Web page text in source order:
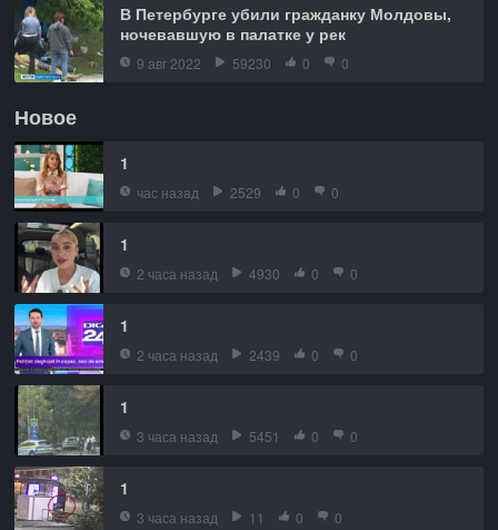
В Петербурге убили гражданку Молдовы,
ночевавшую в палатке у рек
9 авг 2022 59230 0 0
Новое
1
час назад 2529 0 0
1
2 часа назад 4930 0 0
1
2 часа назад 2439 0 0
1
3 часа назад 5451 0 0
1
3 часа назад 11 0 0